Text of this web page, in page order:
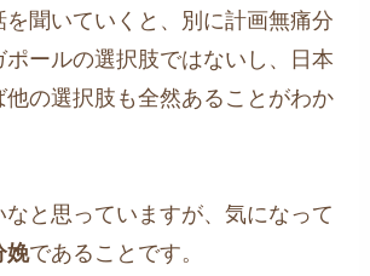
聞いていくと、別に計画無痛分
ールの選択肢ではないし、日本
他の選択肢も全然あることがわか
と思っていますが、気になって
娩であることです。